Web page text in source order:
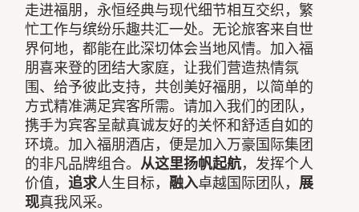
走进福朋，永恒经典与现代细节相互交织，繁
忙工作与缤纷乐趣共汇一处。无论旅客来自世
界何地，都能在此深切体会当地风情。加入福
朋喜来登的团结大家庭，让我们营造热情氛
围、给予彼此支持，共创美好福朋，以简单的
方式精准满足宾客所需。请加入我们的团队，
携手为宾客呈献真诚友好的关怀和舒适自如的
环境。加入福朋酒店，便是加入万豪国际集团
的非凡品牌组合。从这里扬帆起航，发挥个人
价值，追求人生目标， 融入卓越国际团队， 展
现真我风采。